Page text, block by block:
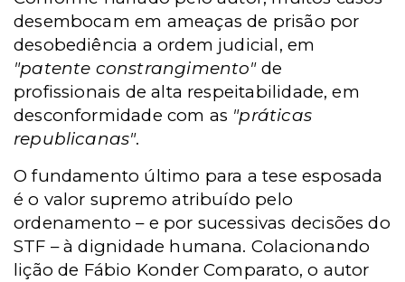
desembocam em ameaças de prisão por
desobediência a ordem judicial, em
"patente constrangimento"de
profissionais de alta respeitabilidade, em
desconformidade com as "práticas
republicanas".
O fundamento último para a tese esposada
é o valor supremo atribuído pelo
ordenamento – e por sucessivas decisões do
STF – à dignidade humana. Colacionando
lição de Fábio Konder Comparato, o autor